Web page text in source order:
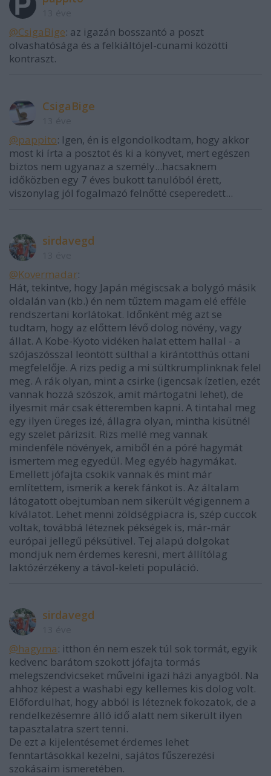
@CsigaBige: az igazán bosszantó a poszt
olvashatósága és a felkiáltójel-cunami közötti
kontraszt.
CsigaBige
@pappito: Igen, én is elgondolkodtam, hogy akkor
most ki írta a posztot és ki a könyvet, mert egészen
biztos nem ugyanaz a személy...hacsaknem
időközben egy 7 éves bukott tanulóból érett,
viszonylag jól fogalmazó felnőtté cseperedett...
sirdavegd
@Kovermadar:
Hát, tekintve, hogy Japán mégiscsak a bolygó másik
oldalán van (kb.) én nem tűztem magam elé efféle
rendszertani korlátokat. Időnként még azt se
tudtam, hogy az előttem lévő dolog növény, vagy
állat. A Kobe-Kyoto vidéken halat ettem hallal - a
szójaszósszal leöntött sülthal a kirántotthús ottani
megfelelője. A rizs pedig a mi sültkrumplinknak felel
meg. A rák olyan, mint a csirke (igencsak ízetlen, ezét
vannak hozzá szószok, amit mártogatni lehet), de
ilyesmit már csak étteremben kapni. A tintahal meg
egy ilyen üreges izé, állagra olyan, mintha kisütnél
egy szelet párizsit. Rizs mellé meg vannak
mindenféle növények, amiből én a póré hagymát
ismertem meg egyedül. Meg egyéb hagymákat.
Emellett jófajta csokik vannak és mint már
említettem, ismerik a kerek fánkot is. Az általam
látogatott obejtumban nem sikerült végigennem a
kíválatot. Lehet menni zöldségpiacra is, szép cuccok
voltak, továbbá léteznek pékségek is, már-már
európai jellegű péksütivel. Tej alapú dolgokat
mondjuk nem érdemes keresni, mert állítólag
laktózérzékeny a távol-keleti populáció.
sirdavegd
@hagyma: itthon én nem eszek túl sok tormát, egyik
kedvenc barátom szokott jófajta tormás
melegszendvicseket művelni igazi házi anyagból. Na
ahhoz képest a washabi egy kellemes kis dolog volt.
Előfordulhat, hogy abból is léteznek fokozatok, de a
rendelkezésemre álló idő alatt nem sikerült ilyen
tapasztalatra szert tenni.
De ezt a kijelentésemet érdemes lehet
fenntartásokkal kezelni, sajátos fűszerezési
szokásaim ismeretében.